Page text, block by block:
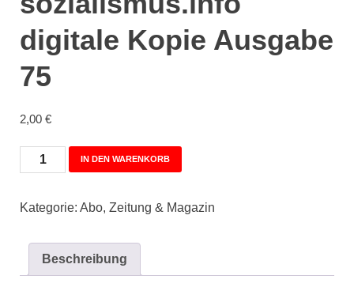
digitale Kopie Ausgabe
75
2,00 €
IN DEN WARENKORB
Kategorie: Abo, Zeitung & Magazin
Beschreibung